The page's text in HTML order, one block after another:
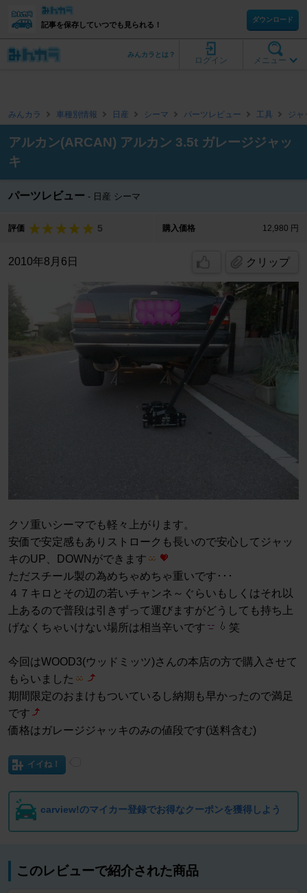
記事を保存していつでも見られる！
ダウンロード
メニュー
ログイン
みんカラとは？
みんカラ 車種別情報 日産 シーマ パーツレビュー 工具 ジャ
アルカン(ARCAN) アルカン 3.5t ガレージジャッ
キ
パーツレビュー 日産 シーマ
評価 5 購入価格 12,980 円
2010年8月6日 クリップ
クソ重いシーマでも軽々上がります。
安価で安定感もありストロークも長いので安心してジャッ
キのUP、DOWNができます
ただスチール製の為めちゃめちゃ重いです･･･
４７キロとその辺の若いチャンネ～ぐらいもしくはそれ以
上あるので普段は引きずって運びますがどうしても持ち上
げなくちゃいけない場所は相当辛いです
笑
今回はWOOD3(ウッドミッツ)さんの本店の方で購入させて
もらいました
期間限定のおまけもついているし納期も早かったので満足
です
価格はガレージジャッキのみの値段です(送料含む)
イイね！
carview!のマイカー登録でお得なクーポンを獲得しよう
このレビューで紹介された商品